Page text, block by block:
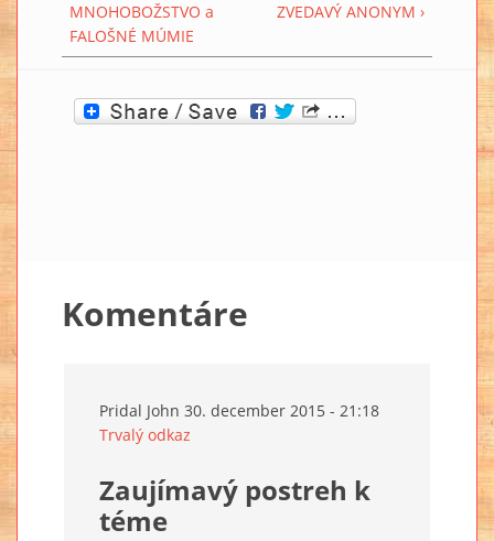
MNOHOBOŽSTVO a
FALOŠNÉ MÚMIE
ZVEDAVÝ ANONYM ›
Komentáre
Pridal John 30. december 2015 - 21:18
Trvalý odkaz
Zaujímavý postreh k
téme